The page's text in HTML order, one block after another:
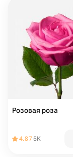
Розовая роза
4.875K